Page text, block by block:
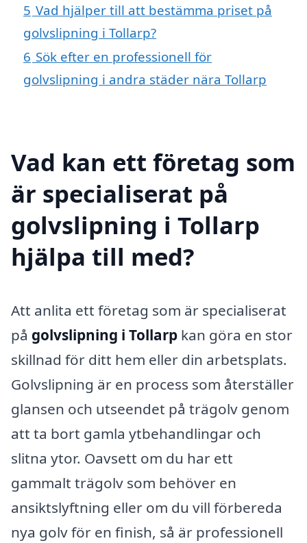
5 Vad hjälper till att bestämma priset på
golvslipning i Tollarp?
6 Sök efter en professionell för
golvslipning i andra städer nära Tollarp
Vad kan ett företag som
är specialiserat på
golvslipning i Tollarp
hjälpa till med?
Att anlita ett företag som är specialiserat
på golvslipning i Tollarp kan göra en stor
skillnad för ditt hem eller din arbetsplats.
Golvslipning är en process som återställer
glansen och utseendet på trägolv genom
att ta bort gamla ytbehandlingar och
slitna ytor. Oavsett om du har ett
gammalt trägolv som behöver en
ansiktslyftning eller om du vill förbereda
nya golv för en finish, så är professionell